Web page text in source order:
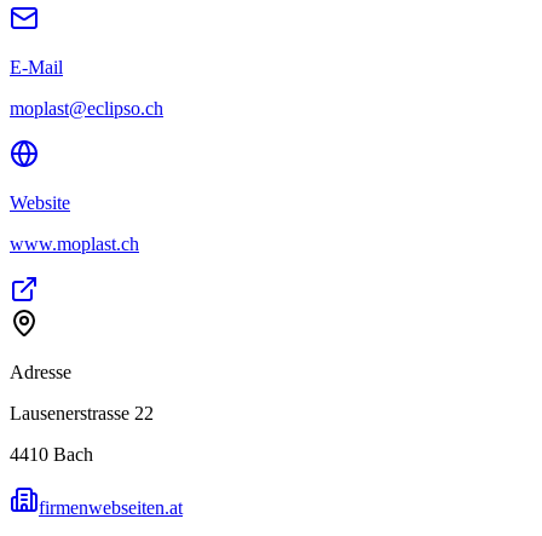
E-Mail
moplast@eclipso.ch
Website
www.moplast.ch
Adresse
Lausenerstrasse 22
4410 Bach
firmenwebseiten.at